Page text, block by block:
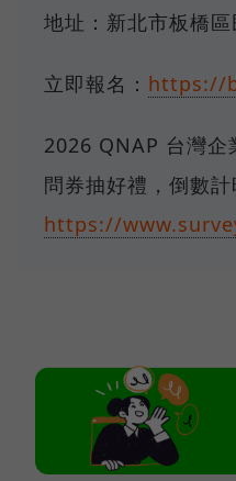
地址：新北市板橋
立即報名： https://
2026 QNAP 台灣企
問券抽好禮，倒數計
https://